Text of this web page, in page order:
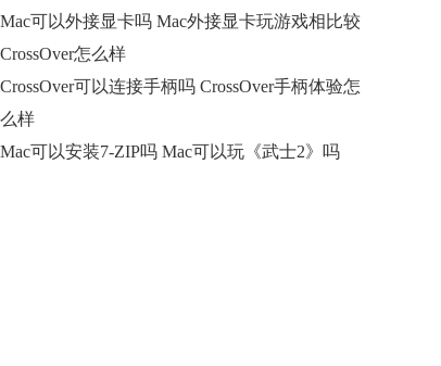
Mac可以外接显卡吗 Mac外接显卡玩游戏相比较
CrossOver怎么样
CrossOver可以连接手柄吗 CrossOver手柄体验怎
么样
Mac可以安装7-ZIP吗 Mac可以玩《武士2》吗